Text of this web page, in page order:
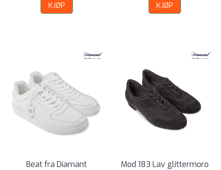
KJØP KJØP
Beat fra Diamant Mod 183 Lav glittermoro